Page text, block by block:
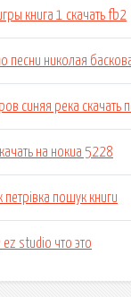
книга 1 скачать fb2
песни николая
синяя река скачать
на нокиа 5228
пошук книги
studio что это